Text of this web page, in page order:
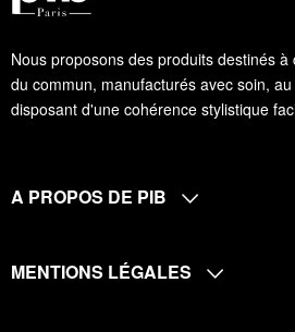
Nous proposons des produits destinés
du commun, manufacturés avec soin,
disposant d'une cohérence stylistique
A PROPOS DE PIB
MENTIONS LÉGALES